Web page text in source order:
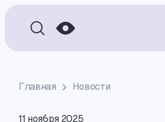
Главная Новости
11 ноября 2025